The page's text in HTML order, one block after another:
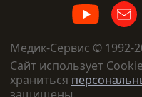
Медик-Сервис © 1992-
Сайт использует
храниться
защищены.